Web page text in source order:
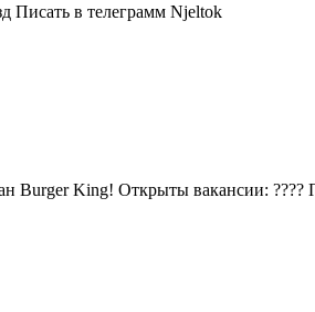
Писать в телеграмм Njeltok
Burger King! Открыты вакансии: